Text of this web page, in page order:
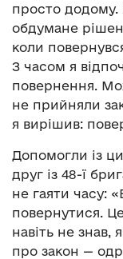
просто додому.
обдумане
коли
З часом я
повернення.
не прийняли
я вирішив:
Допомогли із
друг із 48-ї
не гаяти часу:
повернутися.
навіть не знав,
про закон —